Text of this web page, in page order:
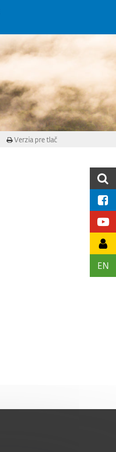
EN
Verzia pre tlač